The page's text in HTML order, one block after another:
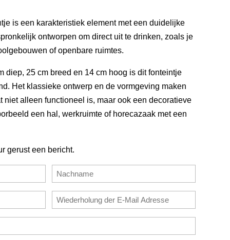
is een karakteristiek element met een duidelijke
ontworpen om direct uit te drinken, zoals je
of openbare ruimtes.
diep, 25 cm breed en 14 cm hoog is dit fonteintje
Het klassieke ontwerp en de vormgeving maken
niet alleen functioneel is, maar ook een decoratieve
een hal, werkruimte of horecazaak met een
gerust een bericht.
Nachname
E-